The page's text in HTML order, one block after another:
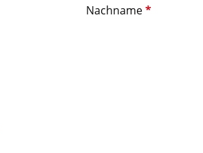
Nachname*